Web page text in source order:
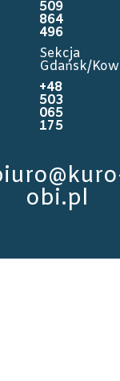
509
864
496
Sekcja
Gdańsk/
+48
503
065
175
obi.pl